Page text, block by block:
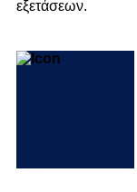
εξετάσεων.